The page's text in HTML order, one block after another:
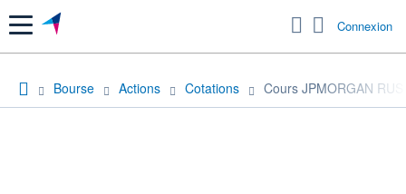
Menu Connexion
Bourse Actions Cotations Cours JPMORGAN RUS